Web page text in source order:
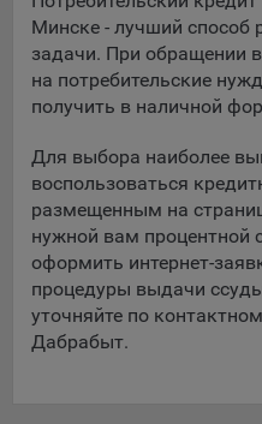
Подобные функции
пользователей с сайтом.
9.3. Файлы cookie
контента. Данные файлы
позволяют Обществу
выбранном пользователем
настройках для того, чтобы
настраивать сайт.
9.4. Аналитические файлы
Яндекс.Метрика, Google
собирают информацию о том,
использовал сайты, и
Минске - лучший способ
задачи. При обращении
на потребительские
получить в наличной
Для выбора наиболее
воспользоваться
размещенным на
нужной вам процентной
оформить интернет-
процедуры выдачи
уточняйте по
Дабрабыт.